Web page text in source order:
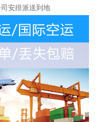
安排派送到地